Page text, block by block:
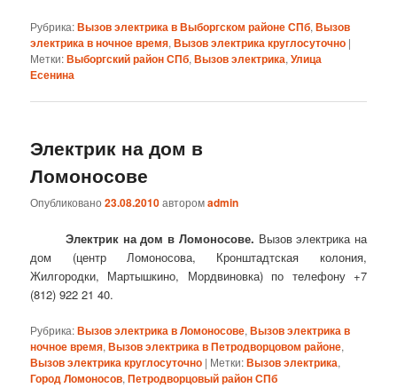
Рубрика:Вызов электрика в Выборгском районе СПб,Вызов
электрика в ночное время,Вызов электрика круглосуточно |
Метки:Выборгский район СПб,Вызов электрика,Улица
Есенина
Электрик на дом в
Ломоносове
Опубликовано23.08.2010авторомadmin
Электрик на дом в Ломоносове. Вызов электрика на
дом (центр Ломоносова, Кронштадтская колония,
Жилгородки, Мартышкино, Мордвиновка) по телефону +7
(812) 922 21 40.
Рубрика:Вызов электрика в Ломоносове,Вызов электрика в
ночное время,Вызов электрика в Петродворцовом районе,
Вызов электрика круглосуточно | Метки:Вызов электрика,
Город Ломоносов,Петродворцовый район СПб